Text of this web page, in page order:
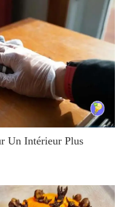
Un Intérieur Plus